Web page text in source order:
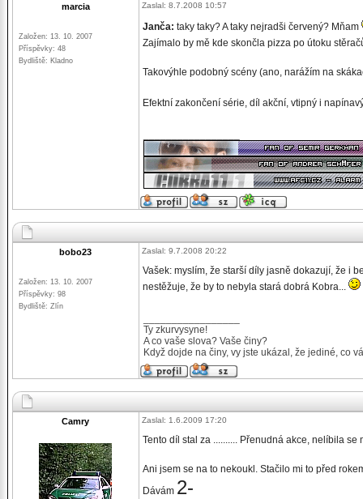
marcia
Založen: 13. 10. 2007
Příspěvky: 48
Bydliště: Kladno
Zaslal: 8.7.2008 10:57
Janča: taky taky? A taky nejradši červený? Mňam
Zajímalo by mě kde skončla pizza po útoku
Takovýhle podobný scény (ano, narážím na
Efektní zakončení série, díl akční, vtipný i
bobo23
Založen: 13. 10. 2007
Příspěvky: 98
Bydliště: Zlín
Zaslal: 9.7.2008 20:22
Vašek: myslím, že starší díly jasně dokazují, že i
nestěžuje, že by to nebyla stará dobrá Kobra...
Ty zkurvysyne!
A co vaše slova? Vaše činy?
Když dojde na činy, vy jste ukázal, že jediné, co
Camry Zaslal: 1.6.2009 17:20
Tento díl stal za .......... Přenudná akce, nelíbila se
Ani jsem se na to nekoukl. Stačilo mi to před
Dávám 2-